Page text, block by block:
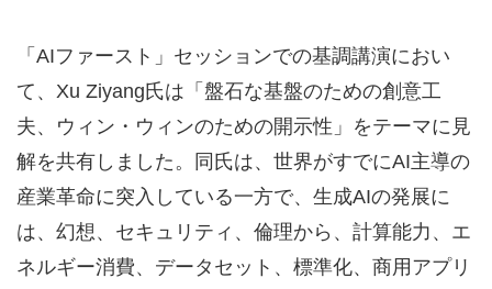
「AIファースト」セッションでの基調講演におい
て、Xu Ziyang氏は「盤石な基盤のための創意工
夫、ウィン・ウィンのための開示性」をテーマに見
解を共有しました。同氏は、世界がすでにAI主導の
産業革命に突入している一方で、生成AIの発展に
は、幻想、セキュリティ、倫理から、計算能力、エ
ネルギー消費、データセット、標準化、商用アプリ